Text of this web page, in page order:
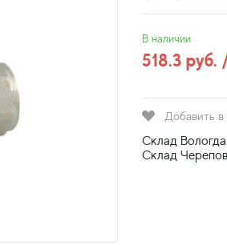
В наличии
518.3 руб.
Добавить в
Склад
Склад